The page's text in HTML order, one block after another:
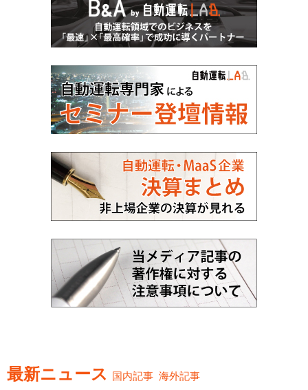
最新ニュース 国内記事 海外記事